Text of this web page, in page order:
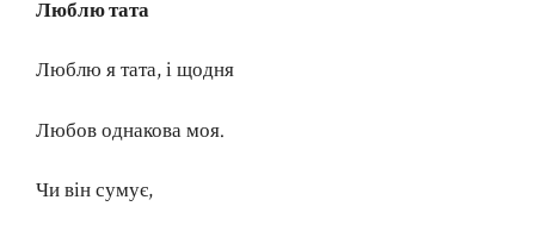
Люблю тата
Люблю я тата, і щодня
Любов однакова моя.
Чи він сумує,